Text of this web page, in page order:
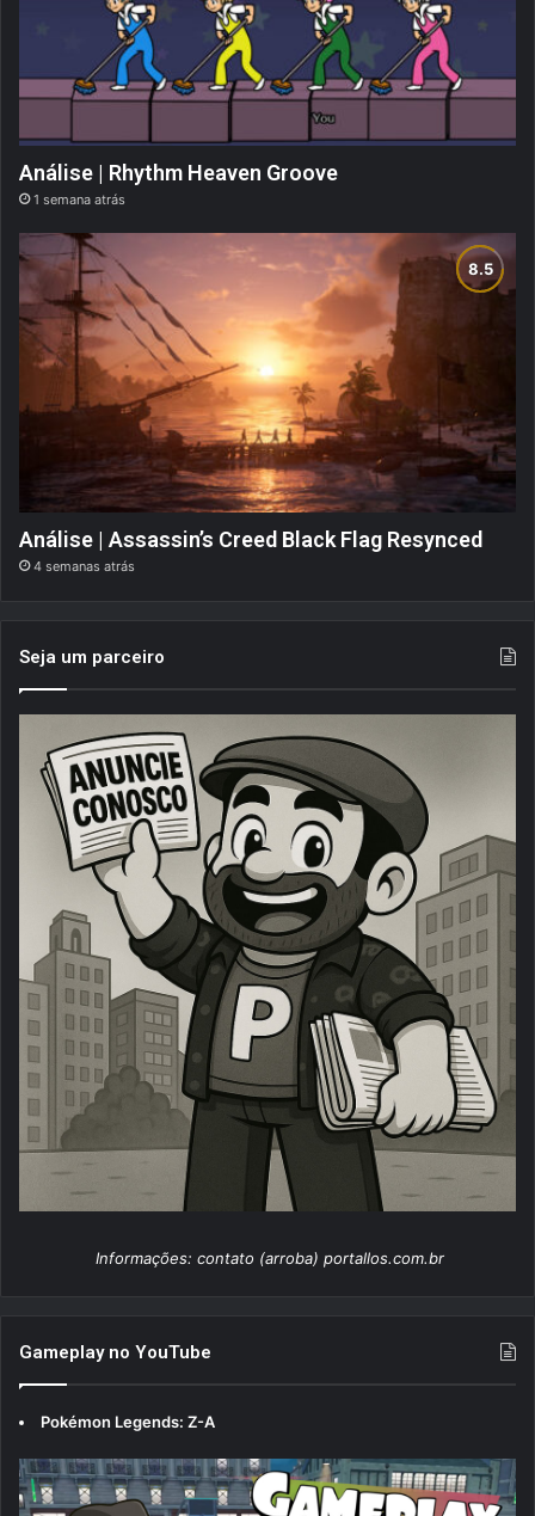
Análise | Rhythm Heaven Groove
1 semana atrás
Análise | Assassin’s Creed Black Flag Resynced
4 semanas atrás
Seja um parceiro
Informações: contato (arroba) portallos.com.br
Gameplay no YouTube
Pokémon Legends: Z-A